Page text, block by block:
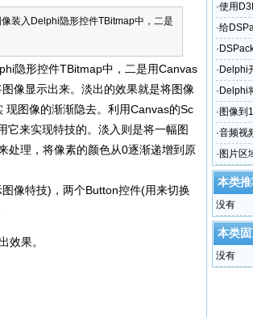
装入Delphi隐形控件TBitmap中，二是
隐形控件TBitmap中，二是用Canvas
像显示出来。淡出的效果就是将图像
现图像的渐渐隐去。利用Canvas的Sc
它来实现特技的。淡入则是将一幅图
处理，将像素的颜色从0逐渐递增到原
像特技)，两个Button控件(用来切换
效果。
·使用
·给
能
·
· Delphi
· Delphi
· 图像到
·音频视
· 图片区
本类
没有
本类
没有